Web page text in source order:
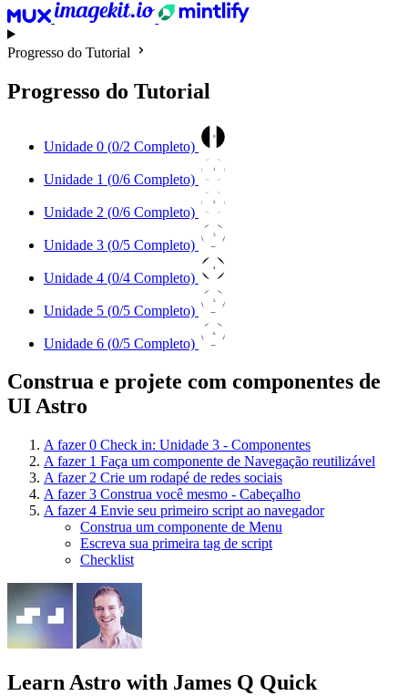
Progresso do Tutorial
Progresso do Tutorial
Unidade 0 (0/2 Completo)
0
Unidade 1 (0/6 Completo)
1
Unidade 2 (0/6 Completo)
2
Unidade 3 (0/5 Completo)
3
Unidade 4 (0/4 Completo)
4
Unidade 5 (0/5 Completo)
5
Unidade 6 (0/5 Completo)
6
Construa e projete com componentes de
UI Astro
A fazer 0 Check in: Unidade 3 - Componentes
A fazer 1 Faça um componente de Navegação reutilizável
A fazer 2 Crie um rodapé de redes sociais
A fazer 3 Construa você mesmo - Cabeçalho
A fazer 4 Envie seu primeiro script ao navegador
Construa um componente de Menu
Escreva sua primeira tag de script
Checklist
Learn Astro with James Q Quick